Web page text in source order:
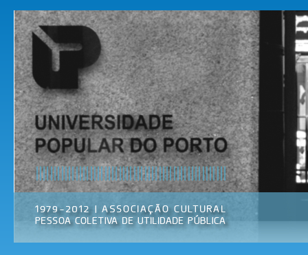
Universidade
Popular do
Porto
Associação
Cultural